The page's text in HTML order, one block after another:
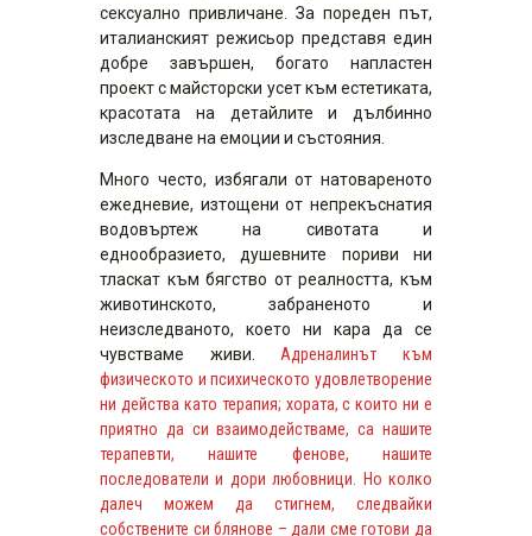
сексуално привличане. За пореден път,
италианският режисьор представя един
добре завършен, богато напластен
проект с майсторски усет към естетиката,
красотата на детайлите и дълбинно
изследване на емоции и състояния.
Много често, избягали от натовареното
ежедневие, изтощени от непрекъснатия
водовъртеж на сивотата и
еднообразието, душевните пориви ни
тласкат към бягство от реалността, към
животинското, забраненото и
неизследваното, което ни кара да се
чувстваме живи. Адреналинът към
физическото и психическото удовлетворение
ни действа като терапия; хората, с които ни е
приятно да си взаимодействаме, са нашите
терапевти, нашите фенове, нашите
последователи и дори любовници. Но колко
далеч можем да стигнем, следвайки
собствените си блянове – дали сме готови да